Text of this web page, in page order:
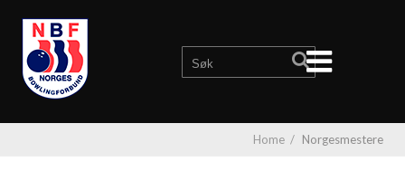
Home / Norgesmestere